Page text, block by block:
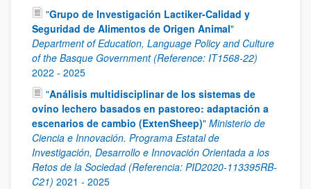
"Grupo de Investigación Lactiker-Calidad y
Seguridad de Alimentos de Origen Animal"
Department of Education, Language Policy and Culture
of the Basque Government (Reference: IT1568-22)
2022 - 2025
"Análisis multidisciplinar de los sistemas de
ovino lechero basados en pastoreo: adaptación a
escenarios de cambio (ExtenSheep)" Ministerio de
Ciencia e Innovación. Programa Estatal de
Investigación, Desarrollo e Innovación Orientada a los
Retos de la Sociedad (Referencia: PID2020-113395RB-
C21) 2021 - 2025